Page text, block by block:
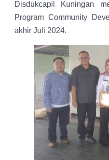
Disdukcapil Kuningan
Program Community
akhir Juli 2024.